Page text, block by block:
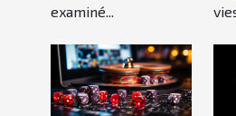
examiné...